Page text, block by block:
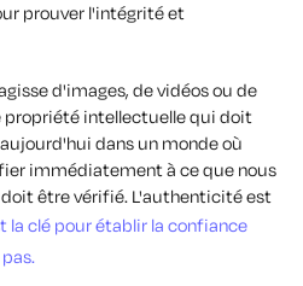
prouver l'intégrité et
d'images, de vidéos ou de
intellectuelle qui doit
dans un monde où
immédiatement à ce que nous
être vérifié. L'authenticité est
la clé pour établir la confiance